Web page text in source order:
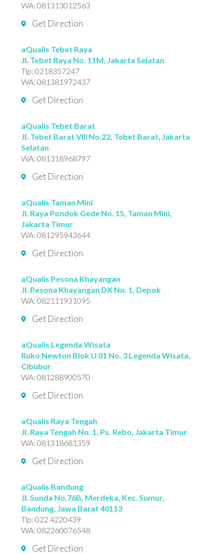
WA:081313012563
Get Direction
aQualis Tebet Raya
Jl. Tebet Raya No. 11M, Jakarta Selatan
Tlp:0218357247
WA:081381972437
Get Direction
aQualis Tebet Barat
Jl. Tebet Barat VIII No.22, Tebet Barat, Jakarta
Selatan
WA:081318968797
Get Direction
aQualis Taman Mini
Jl. Raya Pondok Gede No. 15, Taman Mini,
Jakarta Timur
WA:081295943644
Get Direction
aQualis Pesona Khayangan
Jl. Pesona Khayangan DX No. 1, Depok
WA:082111931095
Get Direction
aQualis Legenda Wisata
Ruko Newton Blok U 01 No. 3 Legenda Wisata,
Cibubur
WA:081288900570
Get Direction
aQualis Raya Tengah
Jl. Raya Tengah No. 1, Ps. Rebo, Jakarta Timur
WA:081318681359
Get Direction
aQualis Bandung
Jl. Sunda No.76B, Merdeka, Kec. Sumur,
Bandung, Jawa Barat 40113
Tlp:022 4220439
WA:082260076548
Get Direction